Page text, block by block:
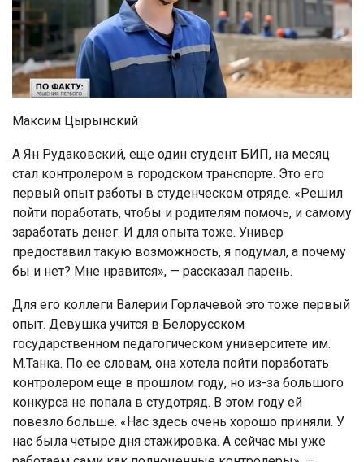
Максим Цырынский
А Ян Рудаковский, еще один студент БИП, на месяц
стал контролером в городском транспорте. Это его
первый опыт работы в студенческом отряде. «Решил
пойти поработать, чтобы и родителям помочь, и самому
заработать денег. И для опыта тоже. Универ
предоставил такую возможность, я подумал, а почему
бы и нет? Мне нравится», — рассказал парень.
Для его коллеги Валерии Горлачевой это тоже первый
опыт. Девушка учится в Белорусском
государственном педагогическом университете им.
М.Танка. По ее словам, она хотела пойти поработать
контролером еще в прошлом году, но из-за большого
конкурса не попала в студотряд. В этом году ей
повезло больше. «Нас здесь очень хорошо приняли. У
нас была четыре дня стажировка. А сейчас мы уже